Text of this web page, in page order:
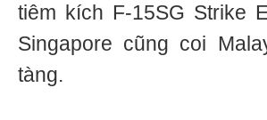
tiêm kích F-15SG Strike
Singapore cũng coi
tàng.